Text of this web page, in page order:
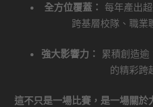
全方位覆蓋： 每年產出
跨基層校隊、職業
強大影響力：
累積創造
的精彩跨
這不只是一場比賽，是一場關於